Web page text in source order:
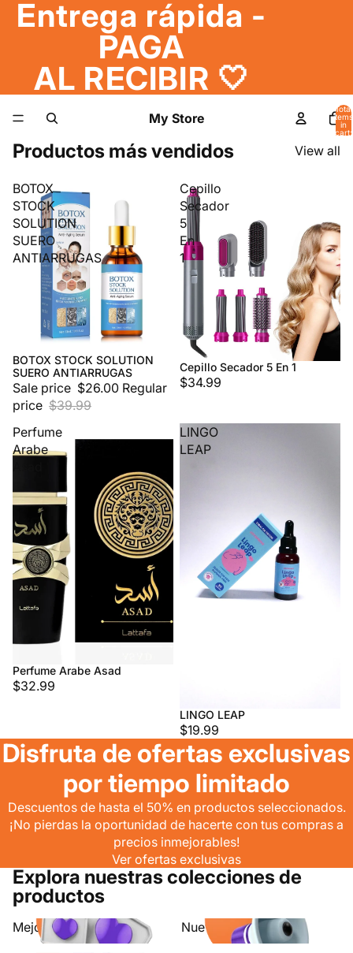
Entrega rápida -
PAGA
AL RECIBIR 🤍
My Store
Total
items
in
cart:
Productos más vendidos View all
BOTOX
STOCK
SOLUTION
SUERO
ANTIARRUGAS
Sale
BOTOX STOCK SOLUTION
SUERO ANTIARRUGAS
Sale price $26.00 Regular
price $39.99
Cepillo
Secador
5
En
1
Cepillo Secador 5 En 1
$34.99
Perfume
Arabe
Perfume Arabe Asad
$32.99
LINGO
LEAP
LINGO LEAP
$19.99
Disfruta de ofertas exclusivas
por tiempo limitado
Descuentos de hasta el 50% en productos seleccionados.
¡No pierdas la oportunidad de hacerte con tus compras a
precios inmejorables!
Ver ofertas exclusivas
Explora nuestras colecciones de
productos
Mejores Ventas Nuevos arribos